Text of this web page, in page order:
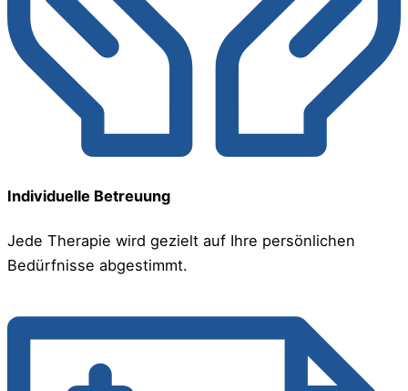
Individuelle Betreuung
Jede Therapie wird gezielt auf Ihre persönlichen
Bedürfnisse abgestimmt.